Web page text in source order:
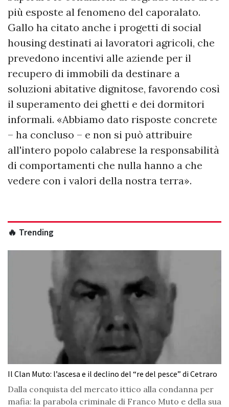
più esposte al fenomeno del caporalato.
Gallo ha citato anche i progetti di social
housing destinati ai lavoratori agricoli, che
prevedono incentivi alle aziende per il
recupero di immobili da destinare a
soluzioni abitative dignitose, favorendo così
il superamento dei ghetti e dei dormitori
informali. «Abbiamo dato risposte concrete
– ha concluso – e non si può attribuire
all'intero popolo calabrese la responsabilità
di comportamenti che nulla hanno a che
vedere con i valori della nostra terra».
🔥 Trending
Il Clan Muto: l’ascesa e il declino del “re del pesce” di Cetraro
Dalla conquista del mercato ittico alla condanna per
mafia: la parabola criminale di Franco Muto e della sua